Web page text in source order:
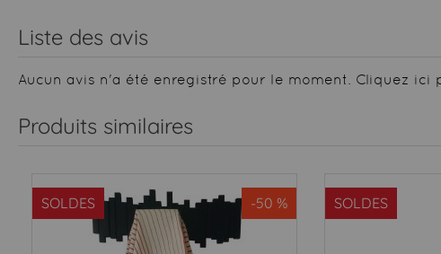
Liste des avis
Aucun avis n'a été enregistré pour le moment. Cliquez ici
Produits similaires
SOLDES -50 % SOLDES